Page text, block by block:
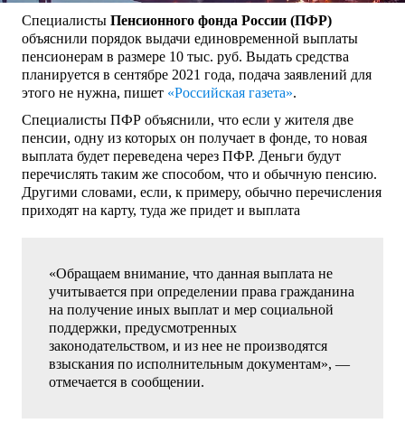
Специалисты Пенсионного фонда России (ПФР)
объяснили порядок выдачи единовременной выплаты
пенсионерам в размере 10 тыс. руб. Выдать средства
планируется в сентябре 2021 года, подача заявлений для
этого не нужна, пишет «Российская газета».
Специалисты ПФР объяснили, что если у жителя две
пенсии, одну из которых он получает в фонде, то новая
выплата будет переведена через ПФР. Деньги будут
перечислять таким же способом, что и обычную пенсию.
Другими словами, если, к примеру, обычно перечисления
приходят на карту, туда же придет и выплата
«Обращаем внимание, что данная выплата не
учитывается при определении права гражданина
на получение иных выплат и мер социальной
поддержки, предусмотренных
законодательством, и из нее не производятся
взыскания по исполнительным документам», —
отмечается в сообщении.